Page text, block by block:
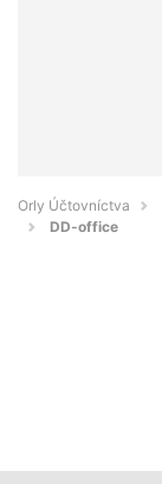
Orly Účtovníctva
DD-office